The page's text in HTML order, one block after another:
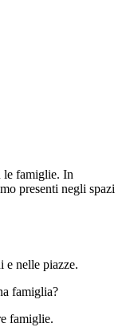
famiglie. In
presenti negli spazi
e nelle piazze.
famiglia?
famiglie.